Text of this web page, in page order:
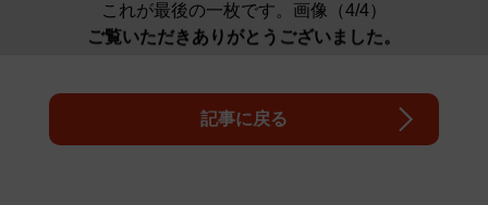
これが最後の一枚です。画像（4/4）
ご覧いただきありがとうございました。
記事に戻る